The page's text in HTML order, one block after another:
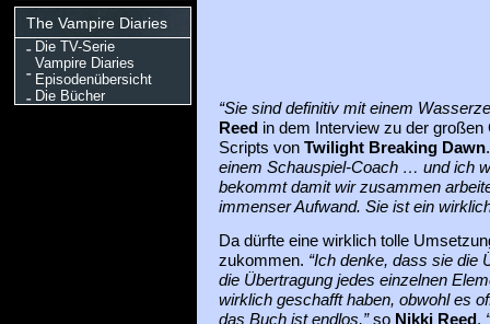
The Vampire Diaries
Die TV-Serie
Vampire Diaries
Episodenübersicht
Die Bücher
“Sie sind definitiv mit einem
Reed in dem Interview zu der
Scripts von Twilight Breaking Dawn
einem Schauspiel-Coach … und ich
bekommt damit wir zusammen
immenser Aufwand. Sie ist ein
Da dürfte eine wirklich tolle
zukommen. “Ich denke, dass sie die
die Übertragung jedes einzelnen
wirklich geschafft haben, obwohl es
das Buch ist endlos,”so Nikki Reed.